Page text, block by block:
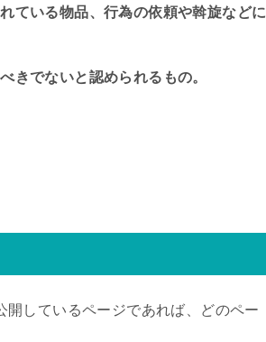
ている物品、行為の依頼や斡旋などに
きでないと認められるもの。
しているページであれば、どのペー